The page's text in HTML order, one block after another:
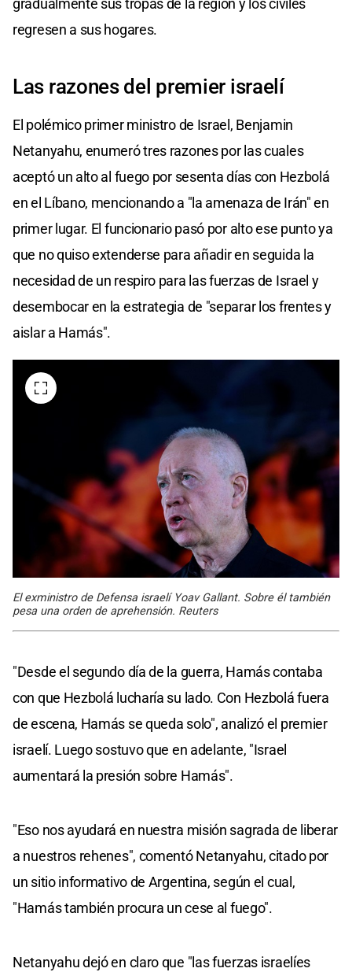
gradualmente sus tropas de la región y los civiles
regresen a sus hogares.
Las razones del premier israelí
El polémico primer ministro de Israel, Benjamin
Netanyahu, enumeró tres razones por las cuales
aceptó un alto al fuego por sesenta días con Hezbolá
en el Líbano, mencionando a "la amenaza de Irán" en
primer lugar. El funcionario pasó por alto ese punto ya
que no quiso extenderse para añadir en seguida la
necesidad de un respiro para las fuerzas de Israel y
desembocar en la estrategia de "separar los frentes y
aislar a Hamás".
El exministro de Defensa israelí Yoav Gallant. Sobre él también
pesa una orden de aprehensión. Reuters
"Desde el segundo día de la guerra, Hamás contaba
con que Hezbolá lucharía su lado. Con Hezbolá fuera
de escena, Hamás se queda solo", analizó el premier
israelí. Luego sostuvo que en adelante, "Israel
aumentará la presión sobre Hamás".
"Eso nos ayudará en nuestra misión sagrada de liberar
a nuestros rehenes", comentó Netanyahu, citado por
un sitio informativo de Argentina, según el cual,
"Hamás también procura un cese al fuego".
Netanyahu dejó en claro que "las fuerzas israelíes